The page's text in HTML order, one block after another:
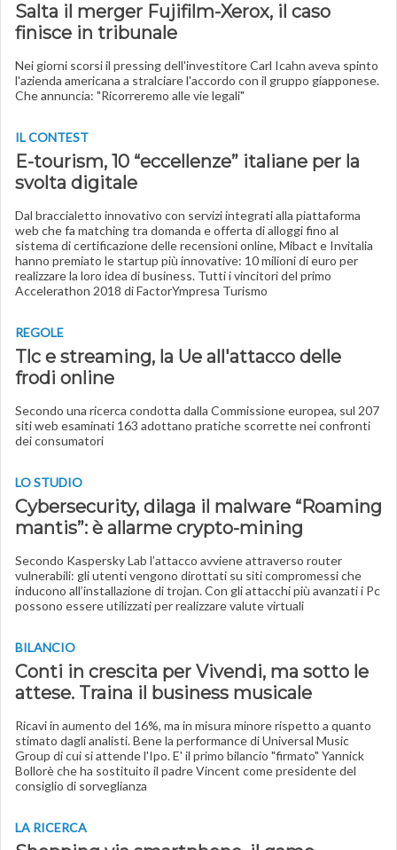
Salta il merger Fujifilm-Xerox, il caso
finisce in tribunale
Nei giorni scorsi il pressing dell'investitore Carl Icahn aveva spinto
l'azienda americana a stralciare l'accordo con il gruppo giapponese.
Che annuncia: "Ricorreremo alle vie legali"
IL CONTEST
E-tourism, 10 “eccellenze” italiane per la
svolta digitale
Dal braccialetto innovativo con servizi integrati alla piattaforma
web che fa matching tra domanda e offerta di alloggi fino al
sistema di certificazione delle recensioni online, Mibact e Invitalia
hanno premiato le startup più innovative: 10 milioni di euro per
realizzare la loro idea di business. Tutti i vincitori del primo
Accelerathon 2018 di FactorYmpresa Turismo
REGOLE
Tlc e streaming, la Ue all'attacco delle
frodi online
Secondo una ricerca condotta dalla Commissione europea, sul 207
siti web esaminati 163 adottano pratiche scorrette nei confronti
dei consumatori
LO STUDIO
Cybersecurity, dilaga il malware “Roaming
mantis”: è allarme crypto-mining
Secondo Kaspersky Lab l’attacco avviene attraverso router
vulnerabili: gli utenti vengono dirottati su siti compromessi che
inducono all’installazione di trojan. Con gli attacchi più avanzati i Pc
possono essere utilizzati per realizzare valute virtuali
BILANCIO
Conti in crescita per Vivendi, ma sotto le
attese. Traina il business musicale
Ricavi in aumento del 16%, ma in misura minore rispetto a quanto
stimato dagli analisti. Bene la performance di Universal Music
Group di cui si attende l'Ipo. E' il primo bilancio "firmato" Yannick
Bollorè che ha sostituito il padre Vincent come presidente del
consiglio di sorveglianza
LA RICERCA